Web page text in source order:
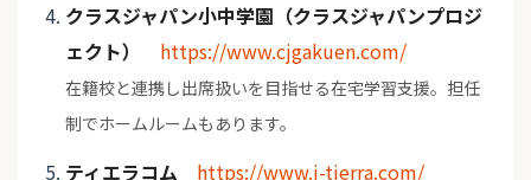
クラスジャパン小中学園（クラスジャパンプロジ
ェクト）
https://www.cjgakuen.com/
在籍校と連携し出席扱いを目指せる在宅学習支援。担任
制でホームルームもあります。
ティエラコム https://www.j-tierra.com/